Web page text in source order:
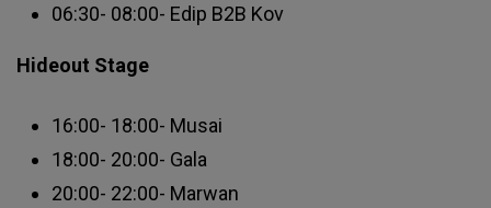
06:30- 08:00- Edip B2B Kov
Hideout Stage
16:00- 18:00- Musai
18:00- 20:00- Gala
20:00- 22:00- Marwan